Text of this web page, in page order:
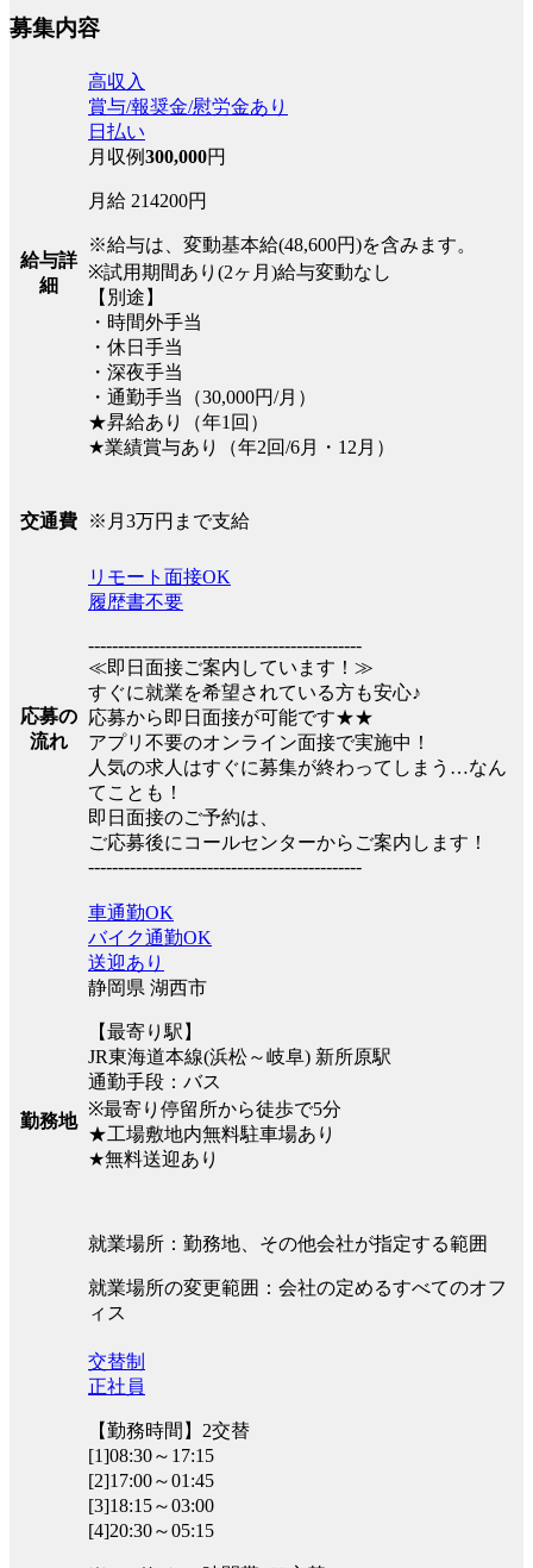
募集内容
給与詳
細
高収入
賞与/報奨金/慰労金あり
日払い
月収例300,000円
月給 214200円
※給与は、変動基本給(48,600円)を含みます。
※試用期間あり(2ヶ月)給与変動なし
【別途】
・時間外手当
・休日手当
・深夜手当
・通勤手当（30,000円/月）
★昇給あり（年1回）
★業績賞与あり（年2回/6月・12月）
交通費 ※月3万円まで支給
応募の
流れ
リモート面接OK
履歴書不要
----------------------------------------------
≪即日面接ご案内しています！≫
すぐに就業を希望されている方も安心♪
応募から即日面接が可能です★★
アプリ不要のオンライン面接で実施中！
人気の求人はすぐに募集が終わってしまう…なん
てことも！
即日面接のご予約は、
ご応募後にコールセンターからご案内します！
----------------------------------------------
勤務地
車通勤OK
バイク通勤OK
送迎あり
静岡県 湖西市
【最寄り駅】
JR東海道本線(浜松～岐阜) 新所原駅
通勤手段：バス
※最寄り停留所から徒歩で5分
★工場敷地内無料駐車場あり
★無料送迎あり
就業場所：勤務地、その他会社が指定する範囲
就業場所の変更範囲：会社の定めるすべてのオフ
ィス
交替制
正社員
【勤務時間】2交替
[1]08:30～17:15
[2]17:00～01:45
[3]18:15～03:00
[4]20:30～05:15